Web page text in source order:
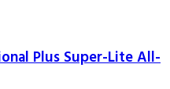
Plus Super-Lite All-